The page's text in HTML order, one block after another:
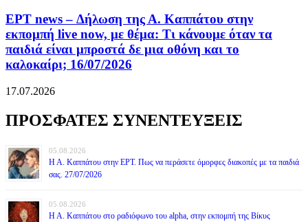
ΕΡΤ news – Δήλωση της Α. Καππάτου στην
εκπομπή live now, με θέμα: Τι κάνουμε όταν τα
παιδιά είναι μπροστά δε μια οθόνη και το
καλοκαίρι; 16/07/2026
17.07.2026
ΠΡΟΣΦΑΤΕΣ ΣΥΝΕΝΤΕΥΞΕΙΣ
05.08.2026
Η Α. Καππάτου στην ΕΡΤ. Πως να περάσετε όμορφες διακοπές με τα παιδιά
σας. 27/07/2026
05.08.2026
Η Α. Καππάτου στο ραδιόφωνο του alpha, στην εκπομπή της Βίκυς